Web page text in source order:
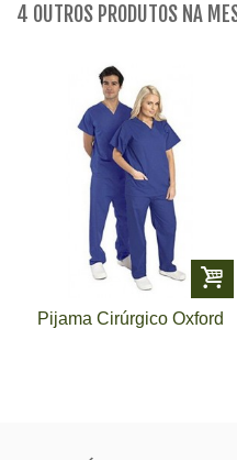
4 OUTROS PRODUTOS NA
Pijama Cirúrgico Oxford